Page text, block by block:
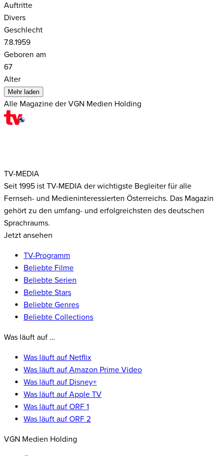
Auftritte
Divers
Geschlecht
7.8.1959
Geboren am
67
Alter
Mehr laden
Alle Magazine der VGN Medien Holding
TV-MEDIA
Seit 1995 ist TV-MEDIA der wichtigste Begleiter für alle
Fernseh- und Medieninteressierten Österreichs. Das Magazin
gehört zu den umfang- und erfolgreichsten des deutschen
Sprachraums.
Jetzt ansehen
TV-Programm
Beliebte Filme
Beliebte Serien
Beliebte Stars
Beliebte Genres
Beliebte Collections
Was läuft auf …
Was läuft auf Netflix
Was läuft auf Amazon Prime Video
Was läuft auf Disney+
Was läuft auf Apple TV
Was läuft auf ORF 1
Was läuft auf ORF 2
VGN Medien Holding